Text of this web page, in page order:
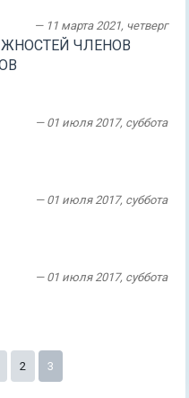
— 11 марта 2021, четверг
ЧЛЕНОВ
— 01 июля 2017, суббота
— 01 июля 2017, суббота
— 01 июля 2017, суббота
2 3